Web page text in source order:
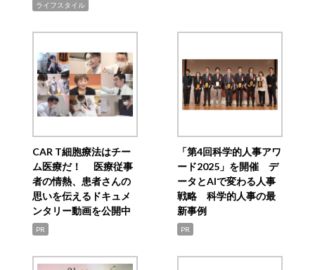
ライフスタイル
CAR T細胞療法はチー
ム医療だ！ 医療従事
者の情熱、患者さんの
思いを伝えるドキュメ
ンタリー動画を公開中
PR
「第4回科学的人事アワ
ード2025」を開催 デ
ータとAIで変わる人事
戦略 科学的人事の最
新事例
PR